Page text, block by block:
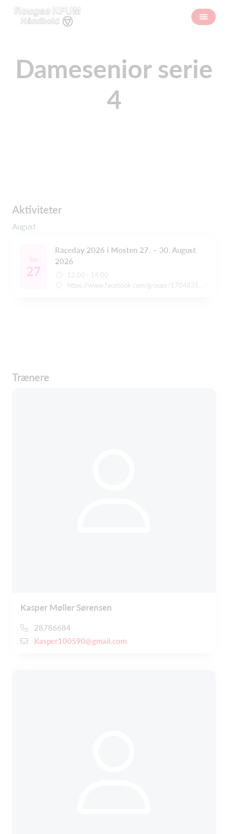
Damesenior serie
4
Aktiviteter
August
Tor
27
Raceday 2026 i Mosten 27. – 30. August
2026
12:00 - 14:00
Trænere
Kasper Møller Sørensen
28786684
Kasper100590@gmail.com